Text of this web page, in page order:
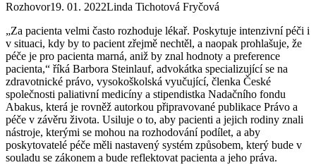
Rozhovor19. 01. 2022Linda Tichotová Fryčová
„Za pacienta velmi často rozhoduje lékař. Poskytuje intenzivní péči i
v situaci, kdy by to pacient zřejmě nechtěl, a naopak prohlašuje, že
péče je pro pacienta marná, aniž by znal hodnoty a preference
pacienta,“ říká Barbora Steinlauf, advokátka specializující se na
zdravotnické právo, vysokoškolská vyučující, členka České
společnosti paliativní medicíny a stipendistka Nadačního fondu
Abakus, která je rovněž autorkou připravované publikace Právo a
péče v závěru života. Usiluje o to, aby pacienti a jejich rodiny znali
nástroje, kterými se mohou na rozhodování podílet, a aby
poskytovatelé péče měli nastavený systém způsobem, který bude v
souladu se zákonem a bude reflektovat pacienta a jeho práva.